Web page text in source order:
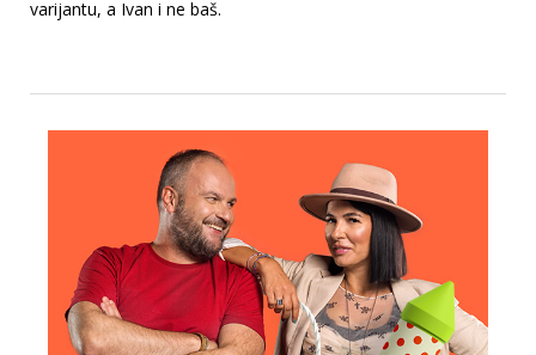
varijantu, a Ivan i ne baš.